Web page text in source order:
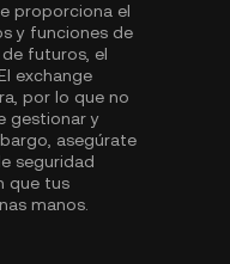
proporciona el
y funciones de
futuros, el
exchange
por lo que no
gestionar y
asegúrate
seguridad
que tus
manos.